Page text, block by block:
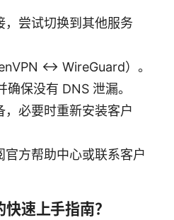
，尝试切换到其他服务
↔ WireGuard）。
保没有 DNS 泄漏。
，必要时重新安装客户
方帮助中心或联系客户
速上手指南？